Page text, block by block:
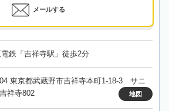
メールする
鉄「吉祥寺駅」徒歩2分
東京都武蔵野市吉祥寺本町1-18-3 サニ
祥寺802
地図